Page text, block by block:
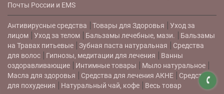
Почты России и EMS
Антивирусные средства Товары для Здоровья
Уход за
лицом
Уход за телом Бальзамы лечебные, мази.
Бальзамы
на Травах питьевые
Зубная паста натуральная
Средства
для волос
Гипнозы, медитации для лечения
Ванны
оздоравливающие
Интимные товары
Мыло натуральное
Масла для здоровья
Средства для лечения АКНЕ
Средства
для похудения
Натуральный чай, кофе Весь товар